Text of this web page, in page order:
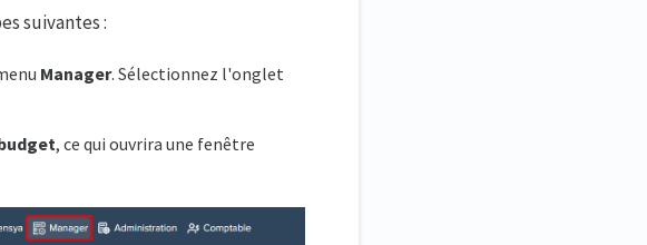
suivantes :
Manager. Sélectionnez l'onglet
, ce qui ouvrira une fenêtre